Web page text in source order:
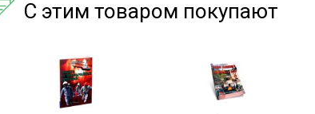
С этим товаром покупают